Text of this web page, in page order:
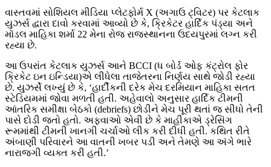
વાસ્તવમાં સોશિયલ મીડિયા પ્લેટફોર્મ X (અગાઉ ટ્વિટર) પર કેટલાક
યુઝર્સ દ્વારા દાવો કરવામાં આવ્યો છે કે, ક્રિકેટર હાર્દિક પંડ્યા અને
મૉડલ માહિકા શર્મા 22 મેના રોજ રાજસ્થાનના ઉદયપુરમાં લગ્ન કરી
રહ્યા છે.
આ ઉપરાંત કેટલાક યુઝર્સ આને BCCI (ધ બોર્ડ ઓફ કંટ્રોલ ફોર
ક્રિકેટ ઇન ઇન્ડિયા)એ લીધેલા તાજેતરના નિર્ણય સાથે જોડી રહ્યા
છે. યુઝર્સે લખ્યું છે કે, ‘હાર્દીકની દરેક મેચ દરમિયાન માહિકા સતત
સ્ટેડિયમમાં જોવા મળતી હતી. અહેવાલો અનુસાર હાર્દિક ટીમની
આંતરિક સમીક્ષા બેઠકો (debriefs) છોડીને મેચ પૂરી થતાં જ સીધો તેની
પાસે દોડી જતો હતો. અફવાઓ એવી છે કે માહીકાએ ડ્રેસિંગ
રૂમમાંથી ટીમની ખાનગી ચર્ચાઓ લીક કરી દીધી હતી. કથિત રીતે
અંબાણી પરિવારને આ વાતની ખબર પડી અને તેમણે આ અંગે ભારે
નારાજગી વ્યક્ત કરી હતી.’